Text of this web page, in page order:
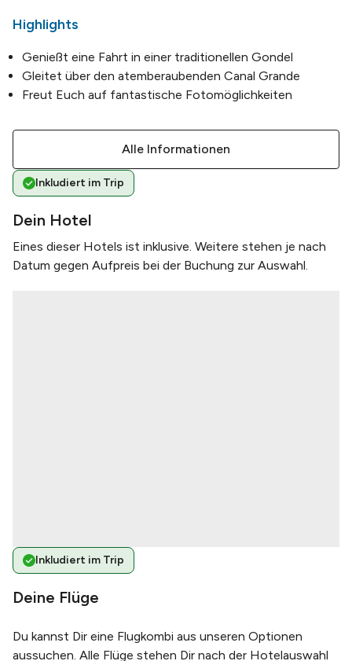
Highlights
Genießt eine Fahrt in einer traditionellen Gondel
Gleitet über den atemberaubenden Canal Grande
Freut Euch auf fantastische Fotomöglichkeiten
Alle Informationen
Inkludiert im Trip
Dein Hotel
Eines dieser Hotels ist inklusive. Weitere stehen je nach
Datum gegen Aufpreis bei der Buchung zur Auswahl.
Inkludiert im Trip
Deine Flüge
Du kannst Dir eine Flugkombi aus unseren Optionen
aussuchen. Alle Flüge stehen Dir nach der Hotelauswahl